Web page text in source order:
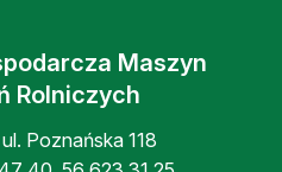
Maszyn
Rolniczych
Poznańska 118